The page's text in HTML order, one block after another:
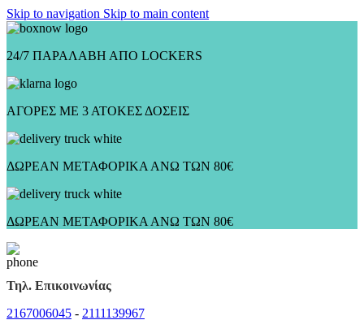
Skip to navigation Skip to main content
24/7 ΠΑΡΑΛΑΒΗ ΑΠΟ LOCKERS
ΑΓΟΡΕΣ ΜΕ 3 ΑΤΟΚΕΣ ΔΟΣΕΙΣ
ΔΩΡΕΑΝ ΜΕΤΑΦΟΡΙΚΑ ΑΝΩ ΤΩΝ 80€
ΔΩΡΕΑΝ ΜΕΤΑΦΟΡΙΚΑ ΑΝΩ ΤΩΝ 80€
Τηλ. Επικοινωνίας
2167006045 - 2111139967